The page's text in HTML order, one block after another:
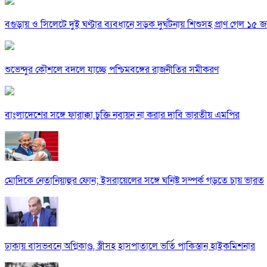
বগুড়ায় ও সিলেটে দুই ঘণ্টার ব্যবধানে সড়ক দুর্ঘটনায় শিশুসহ প্রাণ গেল ১৫
শুভেন্দুর কৌশলে বদলে যাচ্ছে পশ্চিমবঙ্গের রাজনীতির সমীকরণ
বাংলাদেশের সঙ্গে ফারাক্কা চুক্তি নবায়ন না করার দাবি ভারতীয় এমপির
মোদিকে নেতানিয়াহুর ফোন; ইসরায়েলের সঙ্গে ঘনিষ্ট সম্পর্ক গড়তে চায় ভারত
ঢাকায় বাসভবনে অগ্নিকাণ্ড, স্ত্রীসহ হাসপাতালে ভর্তি পাকিস্তান হাইকমিশনার